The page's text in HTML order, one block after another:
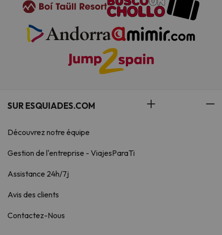
SUR ESQUIADES.COM
Découvrez notre équipe
Gestion de l'entreprise - ViajesParaTi
Assistance 24h/7j
Avis des clients
Contactez-Nous